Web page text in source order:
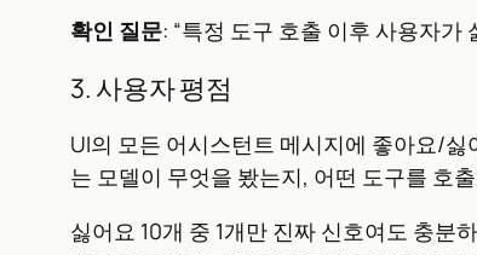
확인 질문: “특정 도구 호출 이후 사용자가
3. 사용자 평점
UI의 모든 어시스턴트 메시지에 좋아요/
는 모델이 무엇을 봤는지, 어떤 도구를 호
싫어요 10개 중 1개만 진짜 신호여도 충분